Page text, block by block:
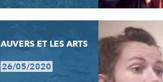
AUVERS ET LES ARTS
26/05/2020